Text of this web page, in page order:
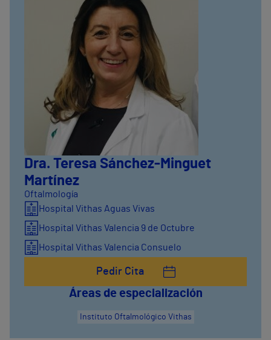
Dra. Teresa Sánchez-Minguet
Martínez
Oftalmología
Hospital Vithas Aguas Vivas
Hospital Vithas Valencia 9 de Octubre
Hospital Vithas Valencia Consuelo
Pedir Cita
Áreas de especialización
Instituto Oftalmológico Vithas